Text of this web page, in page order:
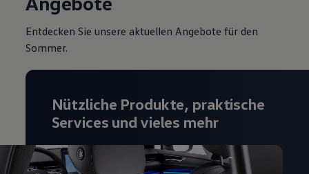
Entdecken Sie unsere aktuellen Angebote für den
Sommer.
Nützliche Produkte, praktische
Services und vieles mehr